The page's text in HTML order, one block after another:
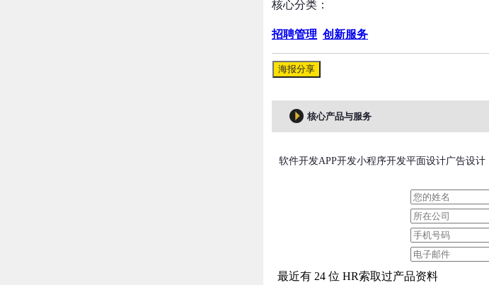
核心分类：
招聘管理 创新服务
海报分享
核心产品与服务
软件开发APP开发小程序开发平面设计广告设计
最近有 24 位 HR索取过产品资料